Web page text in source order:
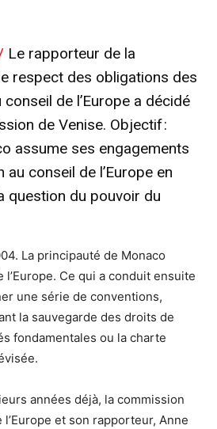
Le rapporteur de la
respect des obligations des
de l’Europe a décidé
de Venise. Objectif :
assume ses engagements
conseil de l’Europe en
question du pouvoir du
La principauté de Monaco
l’Europe. Ce qui a conduit ensuite
une série de conventions,
la sauvegarde des droits de
fondamentales ou la charte
années déjà, la commission
et son rapporteur, Anne